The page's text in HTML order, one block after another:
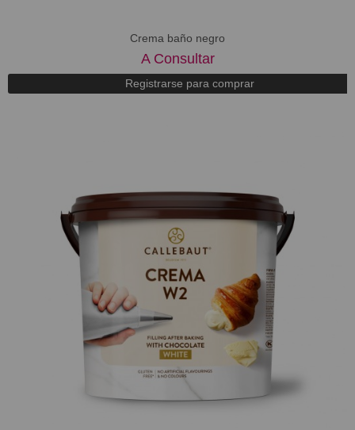
Crema baño negro
A Consultar
Registrarse para comprar